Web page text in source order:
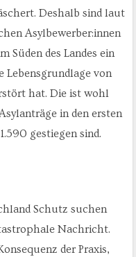
Deshalb sind laut
Asylbewerber:innen
Süden des Landes ein
Lebensgrundlage von
hat. Die ist wohl
in den ersten
gestiegen sind.
Schutz suchen
Nachricht.
der Praxis,